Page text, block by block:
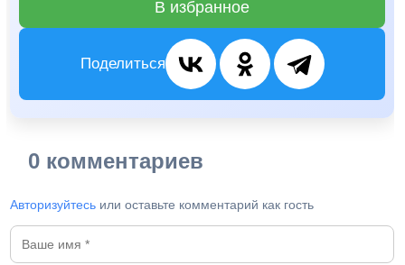
В избранное
Поделиться
0 комментариев
Авторизуйтесь или оставьте комментарий как гость